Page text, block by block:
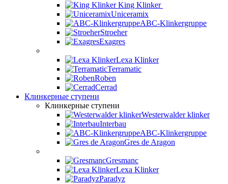
King Klinker
Uniceramix
ABC-Klinkergruppe
Stroeher
Exagres
Lexa Klinker
Terramatic
Roben
Cerrad
Клинкерные ступени
Клинкерные ступени
Westerwalder klinker
Interbau
ABC-Klinkergruppe
Gres de Aragon
Gresmanc
Lexa Klinker
Paradyz